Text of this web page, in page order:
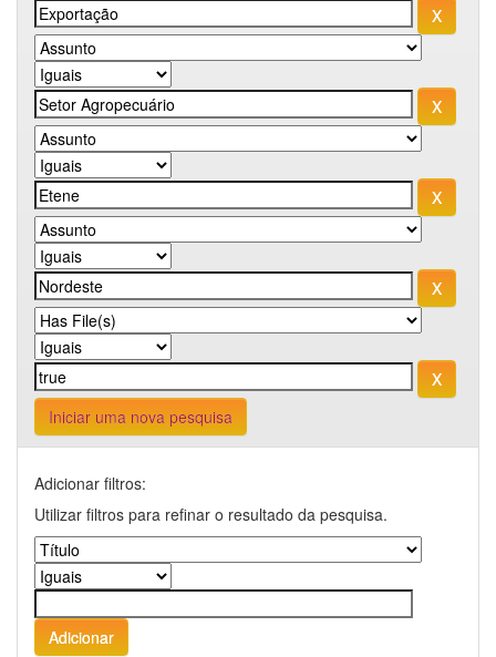
Iniciar uma nova pesquisa
Adicionar filtros:
Utilizar filtros para refinar o resultado da pesquisa.